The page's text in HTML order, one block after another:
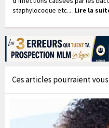
staphylocoque etc.... Lire la
Ces articles pourraient